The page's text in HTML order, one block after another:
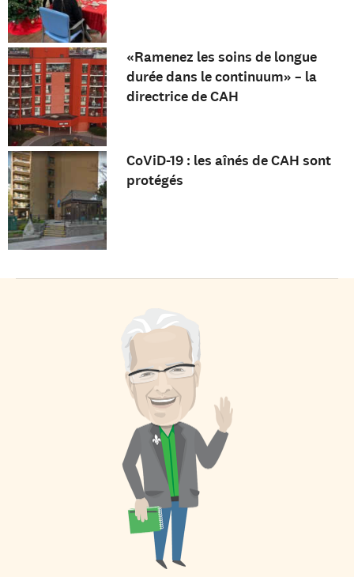
«Ramenez les soins de longue
durée dans le continuum» – la
directrice de CAH
CoViD-19 : les aînés de CAH sont
protégés